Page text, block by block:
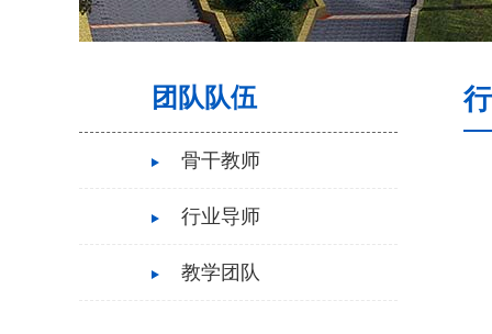
团队队伍
骨干教师
行业导师
教学团队